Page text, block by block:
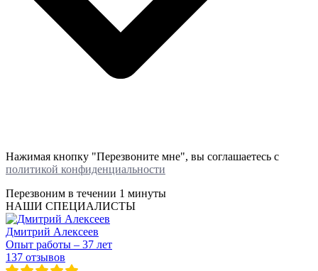
Нажимая кнопку "Перезвоните мне", вы соглашаетесь с
политикой конфиденциальности
Перезвоним в течении 1 минуты
НАШИ СПЕЦИАЛИСТЫ
Дмитрий Алексеев
Опыт работы – 37 лет
137 отзывов